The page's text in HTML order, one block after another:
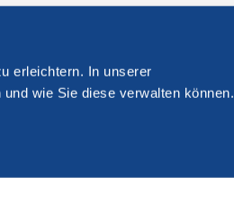
erleichtern. In unserer
wie Sie diese verwalten können.